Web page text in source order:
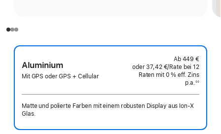
Aluminium
Mit GPS oder GPS + Cellular
Ab 449 €
oder 37,42 €/Rate pro
Rate
bei 12
Raten Raten
mit 0 % eff. Zins
p.a.eff.
◊◊
Matte und polierte Farben mit einem robusten Display aus Ion‑X
Glas.